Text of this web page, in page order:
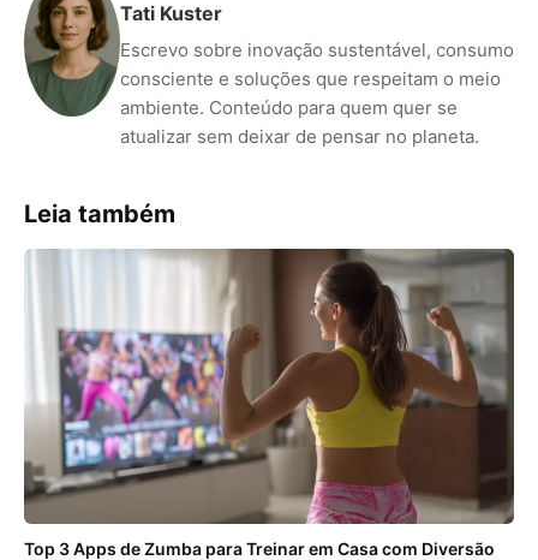
Tati Kuster
Escrevo sobre inovação sustentável, consumo
consciente e soluções que respeitam o meio
ambiente. Conteúdo para quem quer se
atualizar sem deixar de pensar no planeta.
Leia também
Top 3 Apps de Zumba para Treinar em Casa com Diversão